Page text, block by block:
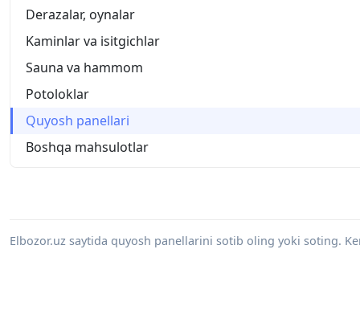
Derazalar, oynalar
Kaminlar va isitgichlar
Sauna va hammom
Potoloklar
Quyosh panellari
Boshqa mahsulotlar
Elbozor.uz saytida quyosh panellarini sotib oling yoki soting.